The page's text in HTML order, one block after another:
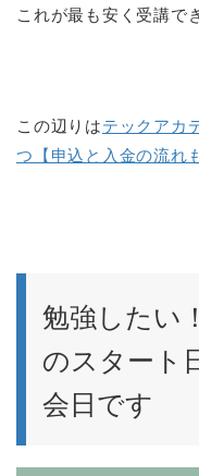
これが最も安く受講で
この辺りはテックアカ
つ【申込と入金の流れ
勉強したい
のスタート
会日です